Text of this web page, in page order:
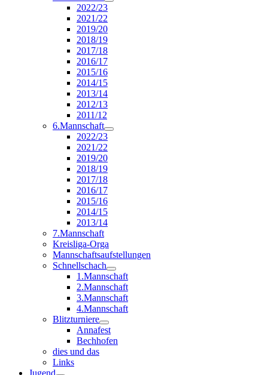
2022/23
2021/22
2019/20
2018/19
2017/18
2016/17
2015/16
2014/15
2013/14
2012/13
2011/12
6.Mannschaft
2022/23
2021/22
2019/20
2018/19
2017/18
2016/17
2015/16
2014/15
2013/14
7.Mannschaft
Kreisliga-Orga
Mannschaftsaufstellungen
Schnellschach
1.Mannschaft
2.Mannschaft
3.Mannschaft
4.Mannschaft
Blitzturniere
Annafest
Bechhofen
dies und das
Links
Jugend